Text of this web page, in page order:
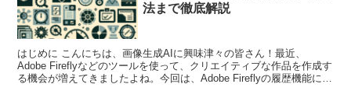
法まで徹底解説
はじめに こんにちは、画像生成AIに興味津々の皆さん！最近、
Adobe Fireflyなどのツールを使って、クリエイティブな作品を作成す
る機会が増えてきましたよね。今回は、Adobe Fireflyの履歴機能につ